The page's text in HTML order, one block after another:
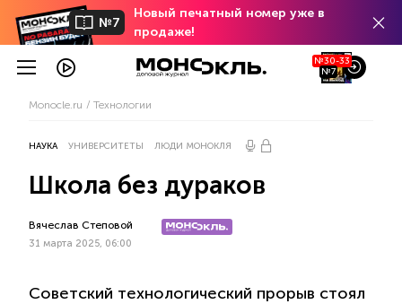
№7
Новый печатный номер уже в
продаже!
№30-33
№7
Monocle.ru Технологии
НАУКА УНИВЕРСИТЕТЫ ЛЮДИ МОНОКЛЯ
Школа без дураков
Вячеслав Степовой
31 марта 2025, 06:00
Советский технологический прорыв стоял